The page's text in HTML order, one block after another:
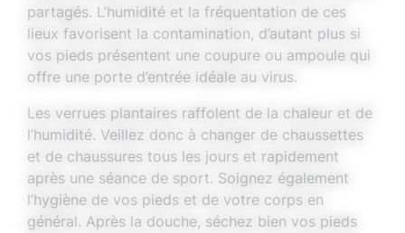
partagés. L’humidité et la fréquentation de ces
lieux favorisent la contamination, d’autant plus si
vos pieds présentent une coupure ou ampoule qui
offre une porte d’entrée idéale au virus.
Les verrues plantaires raffolent de la chaleur et de
l’humidité. Veillez donc à changer de chaussettes
et de chaussures tous les jours et rapidement
après une séance de sport. Soignez également
l’hygiène de vos pieds et de votre corps en
général. Après la douche, séchez bien vos pieds